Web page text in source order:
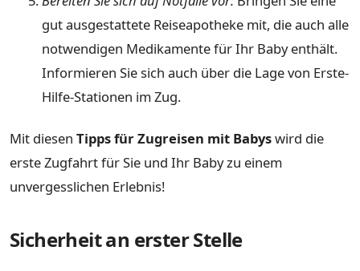
gut ausgestattete Reiseapotheke mit, die auch alle
notwendigen Medikamente für Ihr Baby enthält.
Informieren Sie sich auch über die Lage von Erste-
Hilfe-Stationen im Zug.
Mit diesen Tipps für Zugreisen mit Babyswird die
erste Zugfahrt für Sie und Ihr Baby zu einem
unvergesslichen Erlebnis!
Sicherheit an erster Stelle